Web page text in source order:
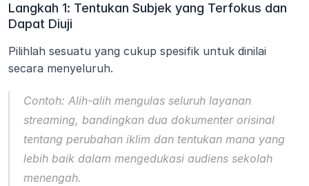
Langkah 1: Tentukan Subjek yang Terfokus dan
Dapat Diuji
Pilihlah sesuatu yang cukup spesifik untuk dinilai
secara menyeluruh.
Contoh: Alih-alih mengulas seluruh layanan
streaming, bandingkan dua dokumenter orisinal
tentang perubahan iklim dan tentukan mana yang
lebih baik dalam mengedukasi audiens sekolah
menengah.